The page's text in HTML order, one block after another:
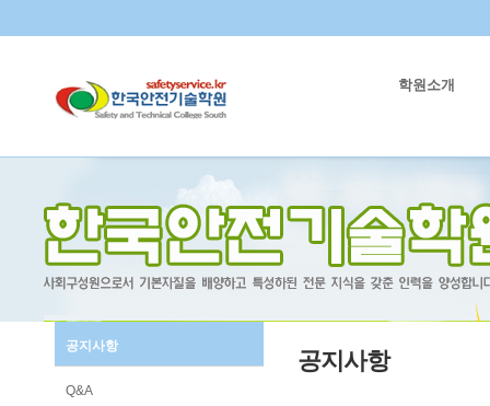
학원소개
공지사항
Q&A
공지사항